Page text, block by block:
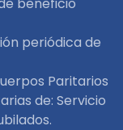
periódica de
Paritarios
de: Servicio